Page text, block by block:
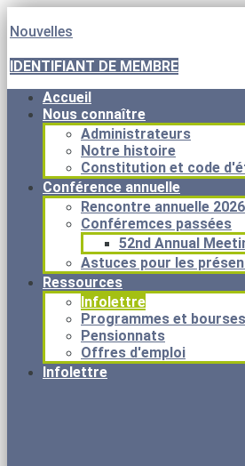
Nouvelles
IDENTIFIANT DE MEMBRE
Accueil
Nous connaître
Administrateurs
Notre histoire
Constitution et code
Conférence annuelle
Rencontre annuelle 2026
Conféremces passées
52nd Annual
Astuces pour les
Ressources
Infolettre
Programmes et bourses
Pensionnats
Offres d'emploi
Infolettre